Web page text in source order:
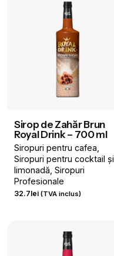
Sirop de Zahăr Brun
Royal Drink – 700 ml
Siropuri pentru cafea
Siropuri pentru cocktail și
limonadă Siropuri
Profesionale
32.7lei (TVA inclus)